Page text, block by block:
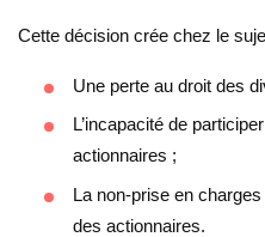
Cette décision crée chez le
Une perte au droit des
L’incapacité de
actionnaires ;
La non-prise en
des actionnaires.